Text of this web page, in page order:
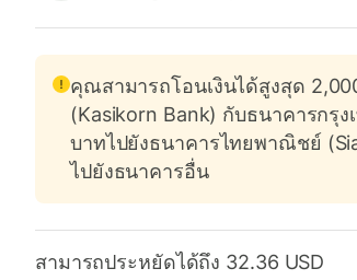
คุณสามารถโอนเงินได้สูงสุด
(Kasikorn Bank) กับธนาคารกรุ
บาทไปยังธนาคารไทยพาณิชย์
ไปยังธนาคารอื่น
สามารถประหยัดได้ถึง 32.36 USD